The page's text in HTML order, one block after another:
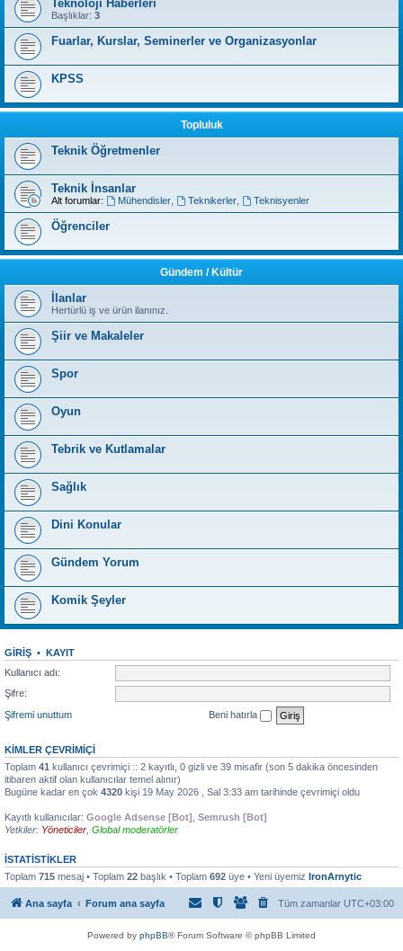
Teknoloji Haberleri
Başlıklar: 3
Fuarlar, Kurslar, Seminerler ve Organizasyonlar
KPSS
Topluluk
Teknik Öğretmenler
Teknik İnsanlar
Alt forumlar: Mühendisler, Teknikerler, Teknisyenler
Öğrenciler
Gündem / Kültür
İlanlar
Hertürlü iş ve ürün ilanınız.
Şiir ve Makaleler
Spor
Oyun
Tebrik ve Kutlamalar
Sağlık
Dini Konular
Gündem Yorum
Komik Şeyler
GIRIŞ • KAYIT
Kullanıcı adı:
Şifre:
Şifremi unuttum
Beni hatırla
KIMLER ÇEVRIMIÇI
Toplam 41 kullanıcı çevrimiçi :: 2 kayıtlı, 0 gizli ve 39 misafir (son 5 dakika öncesinden
itibaren aktif olan kullanıcılar temel alınır)
Bugüne kadar en çok 4320 kişi 19 May 2026 , Sal 3:33 am tarihinde çevrimiçi oldu
Kayıtlı kullanıcılar: Google Adsense [Bot] Semrush [Bot]
Yetkiler: Yöneticiler Global moderatörler
İSTATISTIKLER
Toplam 715 mesaj • Toplam 22 başlık • Toplam 692 üye • Yeni üyemiz IronArnytic
Ana sayfa Forum ana sayfa Tüm zamanlar UTC+03:00
Powered by phpBB® Forum Software © phpBB Limited